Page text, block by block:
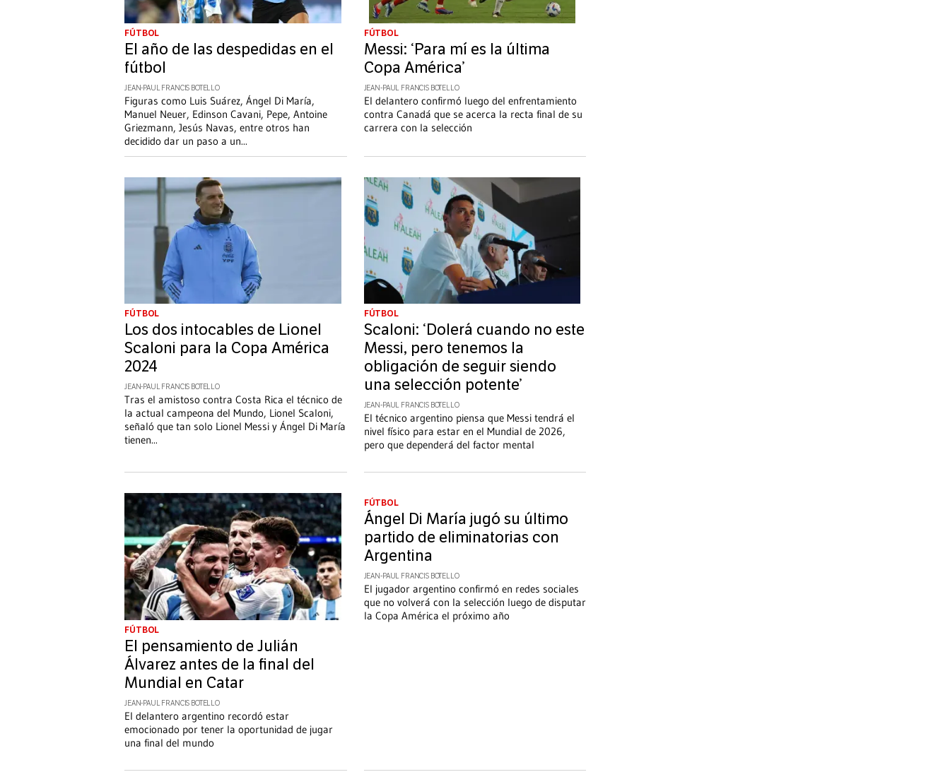
FÚTBOL
El año de las despedidas en el
fútbol
JEAN-PAUL FRANCIS BOTELLO
Figuras como Luis Suárez, Ángel Di María,
Manuel Neuer, Edinson Cavani, Pepe, Antoine
Griezmann, Jesús Navas, entre otros han
decidido dar un paso a un...
FÚTBOL
Messi: ‘Para mí es la última
Copa América’
JEAN-PAUL FRANCIS BOTELLO
El delantero confirmó luego del enfrentamiento
contra Canadá que se acerca la recta final de su
carrera con la selección
FÚTBOL
Los dos intocables de Lionel
Scaloni para la Copa América
2024
JEAN-PAUL FRANCIS BOTELLO
Tras el amistoso contra Costa Rica el técnico de
la actual campeona del Mundo, Lionel Scaloni,
señaló que tan solo Lionel Messi y Ángel Di María
tienen...
FÚTBOL
Scaloni: ‘Dolerá cuando no este
Messi, pero tenemos la
obligación de seguir siendo
una selección potente’
JEAN-PAUL FRANCIS BOTELLO
El técnico argentino piensa que Messi tendrá el
nivel físico para estar en el Mundial de 2026,
pero que dependerá del factor mental
FÚTBOL
El pensamiento de Julián
Álvarez antes de la final del
Mundial en Catar
JEAN-PAUL FRANCIS BOTELLO
El delantero argentino recordó estar
emocionado por tener la oportunidad de jugar
una final del mundo
FÚTBOL
Ángel Di María jugó su último
partido de eliminatorias con
Argentina
JEAN-PAUL FRANCIS BOTELLO
El jugador argentino confirmó en redes sociales
que no volverá con la selección luego de disputar
la Copa América el próximo año